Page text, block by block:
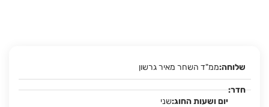
ממ"ד השחר מאיר גרשון
שני